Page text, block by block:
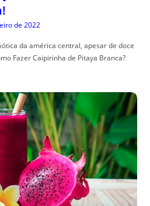
de 2022
da américa central, apesar de doce
Fazer Caipirinha de Pitaya Branca?